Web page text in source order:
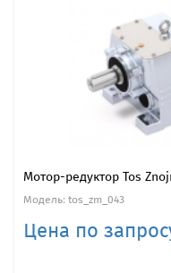
Мотор-редуктор Tos
Модель: tos_zm_043
Цена по